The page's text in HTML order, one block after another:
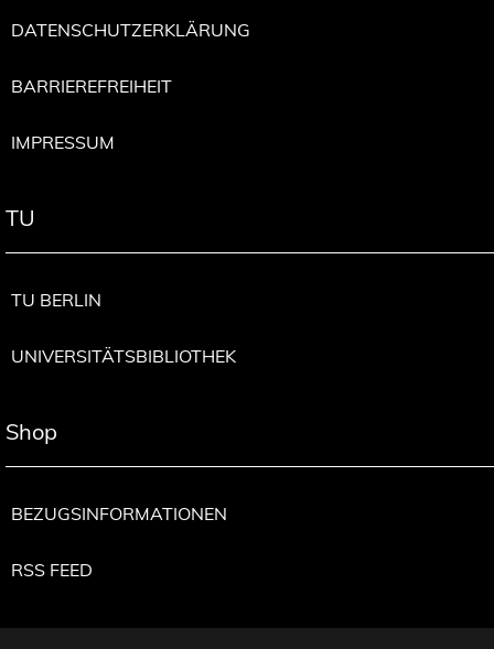
DATENSCHUTZERKLÄRUNG
BARRIEREFREIHEIT
IMPRESSUM
TU
TU BERLIN
UNIVERSITÄTSBIBLIOTHEK
Shop
BEZUGSINFORMATIONEN
RSS FEED